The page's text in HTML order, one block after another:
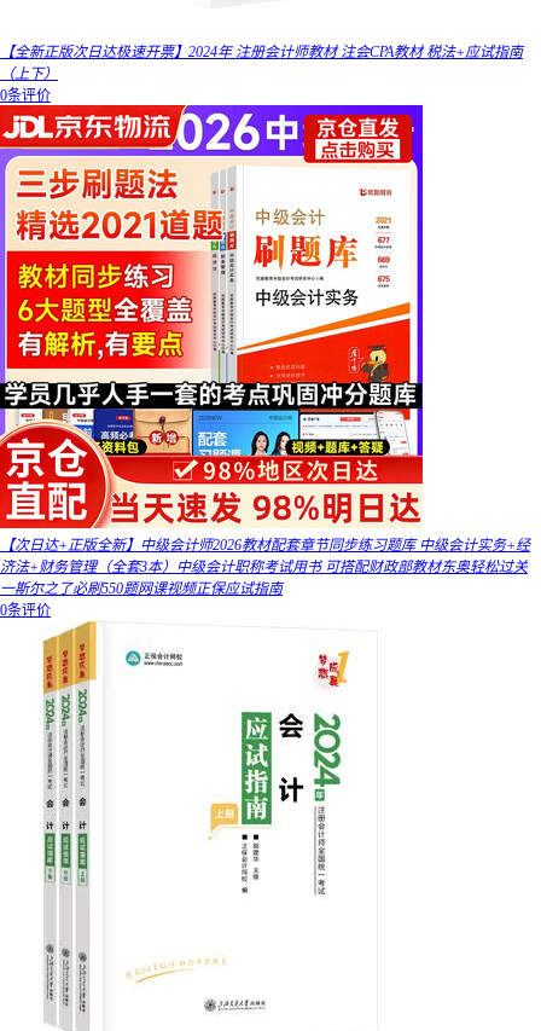
【全新正版次日达极速开票】2024年 注册会计师教材 注会CPA教材 税法+应试指南
（上下）
0条评价
【次日达+正版全新】中级会计师2026教材配套章节同步练习题库 中级会计实务+经
济法+财务管理（全套3本）中级会计职称考试用书 可搭配财政部教材东奥轻松过关
一斯尔之了必刷550题网课视频正保应试指南
0条评价